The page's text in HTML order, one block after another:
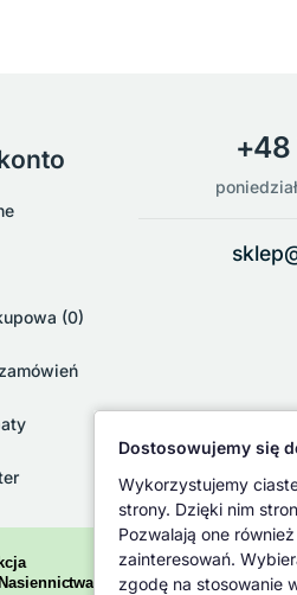
(0)
+48
Dostosowujemy się
Wykorzystujemy
strony. Dzięki nim
Pozwalają one
zainteresowań.
zgodę na stosowanie